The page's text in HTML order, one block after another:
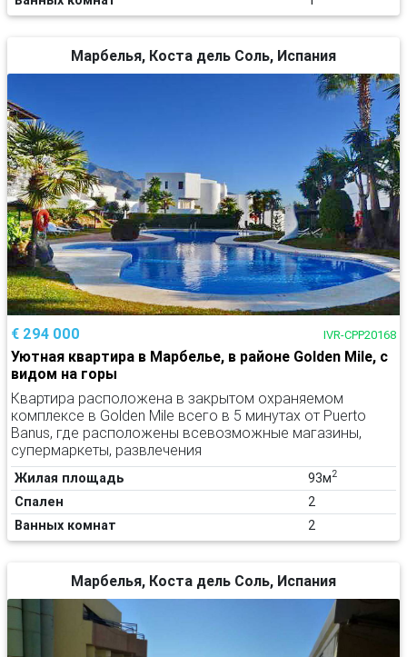
Марбелья, Коста дель Соль, Испания
€ 294 000 IVR-CPP20168
Уютная квартира в Марбелье, в районе Golden Mile, с
видом на горы
Квартира расположена в закрытом охраняемом
комплексе в Golden Mile всего в 5 минутах от Puerto
Banus, где расположены всевозможные магазины,
супермаркеты, развлечения
Жилая площадь 93м2
Спален
2
Ванных комнат
2
Марбелья, Коста дель Соль, Испания